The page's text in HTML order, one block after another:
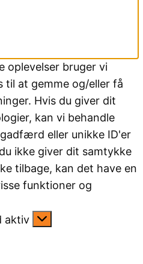
oplevelser bruger vi
til at gemme og/eller få
Hvis du giver dit
kan vi behandle
eller unikke ID'er
ikke giver dit samtykke
tilbage, kan det have en
funktioner og
aktiv